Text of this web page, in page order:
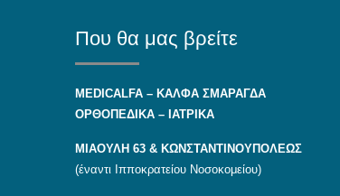
Που θα μας βρείτε
MEDICALFA – KAΛΦΑ ΣΜΑΡΑΓΔΑ
ΟΡΘΟΠΕΔΙΚΑ – ΙΑΤΡΙΚΑ
ΜΙΑΟΥΛΗ 63 & ΚΩΝΣΤΑΝΤΙΝΟΥΠΟΛΕΩΣ
(έναντι Ιπποκρατείου Νοσοκομείου)